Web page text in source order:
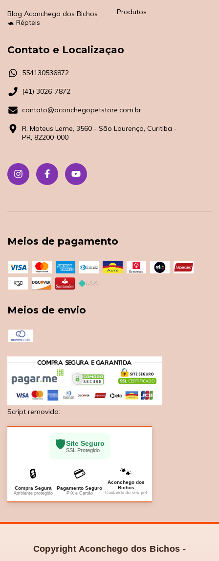
Blog Aconchego dos Bichos
🐢 Répteis
Produtos
Contato e Localizaçao
554130536872
(41) 3026-7872
contato@aconchegopetstore.com.br
R. Mateus Leme, 3560 - São Lourenço, Curitiba -
PR, 82200-000
Meios de pagamento
Meios de envio
Script removido:
🛡️Site Seguro
SSL Protegido
🔒
Compra Segura
Ambiente protegido
💳
Pagamento Seguro
PIX e Cartão
🐾
Aconchego dos
Bichos
Cuidando do seu pet
Copyright Aconchego dos Bichos -